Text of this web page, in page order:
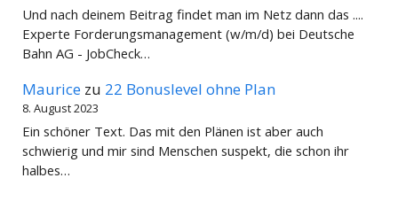
Und nach deinem Beitrag findet man im Netz dann das ....
Experte Forderungsmanagement (w/m/d) bei Deutsche
Bahn AG - JobCheck…
Maurice zu 22 Bonuslevel ohne Plan
8. August 2023
Ein schöner Text. Das mit den Plänen ist aber auch
schwierig und mir sind Menschen suspekt, die schon ihr
halbes…